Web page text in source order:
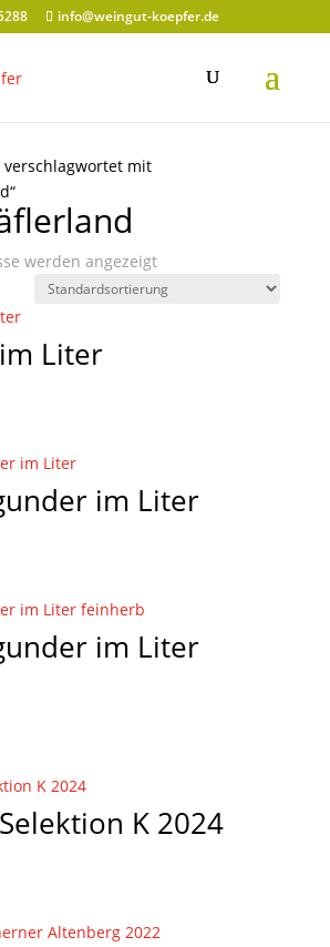
info@weingut-koepfer.de
mit
werden angezeigt
Liter
im Liter
im Liter
K 2024